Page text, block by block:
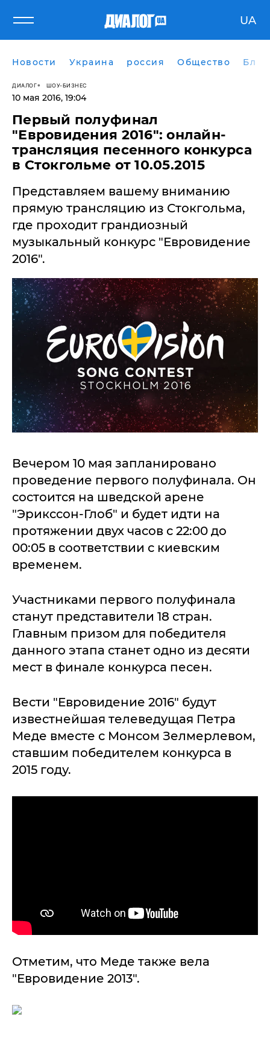
UA
Новости Украина россия Общество
ДИАЛОГ ШОУ-БИЗНЕС
10 мая 2016, 19:04
Первый полуфинал
"Евровидения 2016": онлайн-
трансляция песенного конкурса
в Стокгольме от 10.05.2015
Представляем вашему вниманию
прямую трансляцию из Стокгольма,
где проходит грандиозный
музыкальный конкурс "Евровидение
2016".
Вечером 10 мая запланировано
проведение первого полуфинала. Он
состоится на шведской арене
"Эрикссон-Глоб" и будет идти на
протяжении двух часов с 22:00 до
00:05 в соответствии с киевским
временем.
Участниками первого полуфинала
станут представители 18 стран.
Главным призом для победителя
данного этапа станет одно из десяти
мест в финале конкурса песен.
Вести "Евровидение 2016" будут
известнейшая телеведущая Петра
Меде вместе с Монсом Зелмерлевом,
ставшим победителем конкурса в
2015 году.
Отметим, что Меде также вела
"Евровидение 2013".